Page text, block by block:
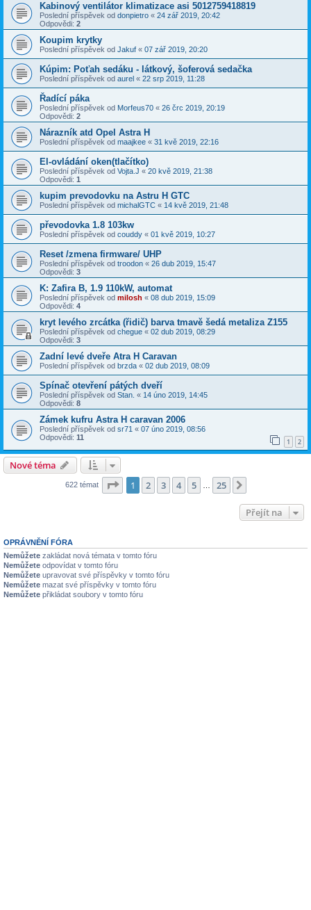
Kabinový ventilátor klimatizace asi 5012759418819
Poslední příspěvek od donpietro « 24 zář 2019, 20:42
Odpovědi: 2
Koupim krytky
Poslední příspěvek od Jakuf « 07 zář 2019, 20:20
Kúpim: Poťah sedáku - látkový, šoferová sedačka
Poslední příspěvek od aurel « 22 srp 2019, 11:28
Řadící páka
Poslední příspěvek od Morfeus70 « 26 črc 2019, 20:19
Odpovědi: 2
Nárazník atd Opel Astra H
Poslední příspěvek od maajkee « 31 kvě 2019, 22:16
El-ovládání oken(tlačítko)
Poslední příspěvek od Vojta.J « 20 kvě 2019, 21:38
Odpovědi: 1
kupim prevodovku na Astru H GTC
Poslední příspěvek od michalGTC « 14 kvě 2019, 21:48
převodovka 1.8 103kw
Poslední příspěvek od couddy « 01 kvě 2019, 10:27
Reset /zmena firmware/ UHP
Poslední příspěvek od troodon « 26 dub 2019, 15:47
Odpovědi: 3
K: Zafira B, 1.9 110kW, automat
Poslední příspěvek od milosh « 08 dub 2019, 15:09
Odpovědi: 4
kryt levého zrcátka (řidič) barva tmavě šedá metaliza Z155
Poslední příspěvek od chegue « 02 dub 2019, 08:29
Odpovědi: 3
Zadní levé dveře Atra H Caravan
Poslední příspěvek od brzda « 02 dub 2019, 08:09
Spínač otevření pátých dveří
Poslední příspěvek od Stan. « 14 úno 2019, 14:45
Odpovědi: 8
Zámek kufru Astra H caravan 2006
Poslední příspěvek od sr71 « 07 úno 2019, 08:56
Odpovědi: 11 1 2
Nové téma
622 témat Stránka z 25
1 2 3 4 5 25
Přejít na
OPRÁVNĚNÍ FÓRA
Nemůžete zakládat nová témata v tomto fóru
Nemůžete odpovídat v tomto fóru
Nemůžete upravovat své příspěvky v tomto fóru
Nemůžete mazat své příspěvky v tomto fóru
Nemůžete přikládat soubory v tomto fóru